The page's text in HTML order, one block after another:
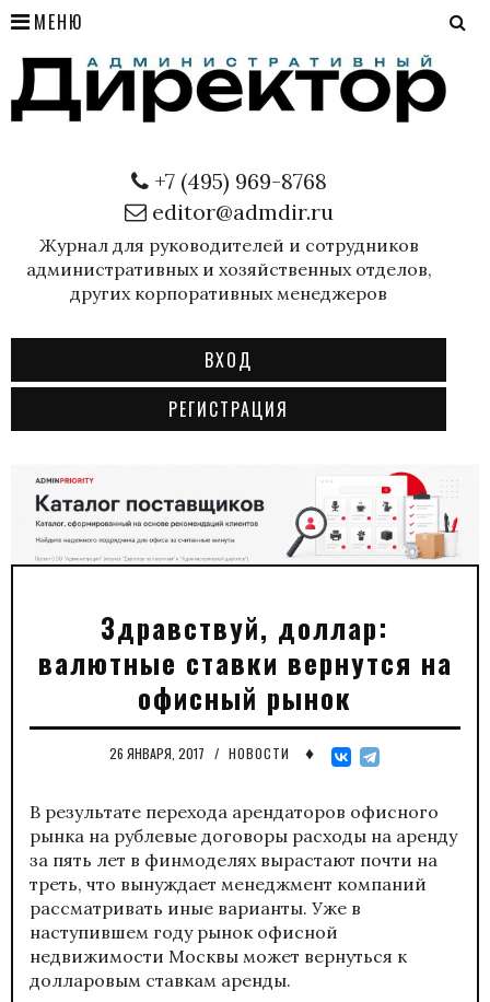
МЕНЮ
+7 (495) 969-8768
editor@admdir.ru
Журнал для руководителей и сотрудников
административных и хозяйственных отделов,
других корпоративных менеджеров
ВХОД
РЕГИСТРАЦИЯ
Здравствуй, доллар:
валютные ставки вернутся на
офисный рынок
26 ЯНВАРЯ, 2017 / НОВОСТИ ♦
В результате перехода арендаторов офисного
рынка на рублевые договоры расходы на аренду
за пять лет в финмоделях вырастают почти на
треть, что вынуждает менеджмент компаний
рассматривать иные варианты. Уже в
наступившем году рынок офисной
недвижимости Москвы может вернуться к
долларовым ставкам аренды.